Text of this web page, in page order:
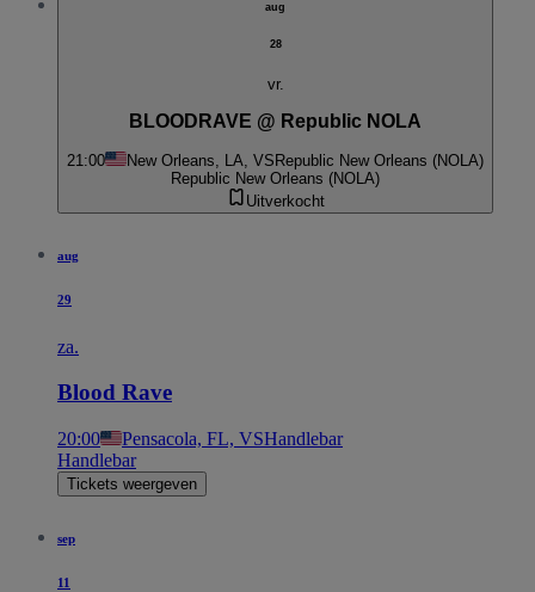
aug
28
vr.
BLOODRAVE @ Republic NOLA
21:00 New Orleans, LA, VS Republic New Orleans (NOLA)
Republic New Orleans (NOLA)
Uitverkocht
aug
29
za.
Blood Rave
20:00 Pensacola, FL, VSHandlebar
Handlebar
Tickets weergeven
sep
11